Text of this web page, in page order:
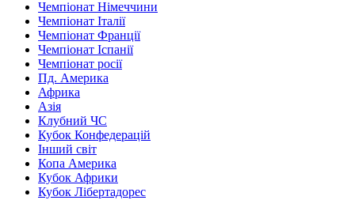
Чемпіонат Німеччини
Чемпіонат Італії
Чемпіонат Франції
Чемпіонат Іспанії
Чемпіонат росії
Пд. Америка
Африка
Азія
Клубний ЧС
Кубок Конфедерацій
Інший світ
Копа Америка
Кубок Африки
Кубок Лібертадорес